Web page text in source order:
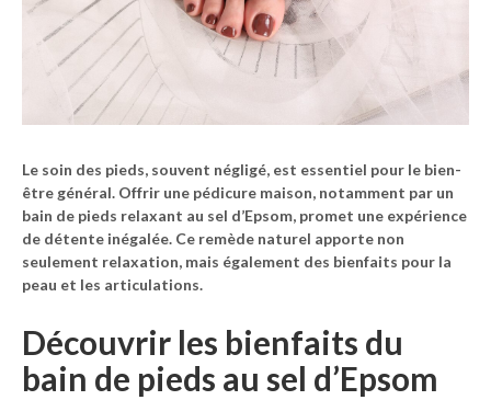
Le soin des pieds, souvent négligé, est essentiel pour le bien-
être général. Offrir une pédicure maison, notamment par un
bain de pieds relaxant au sel d’Epsom, promet une expérience
de détente inégalée. Ce remède naturel apporte non
seulement relaxation, mais également des bienfaits pour la
peau et les articulations.
Découvrir les bienfaits du
bain de pieds au sel d’Epsom